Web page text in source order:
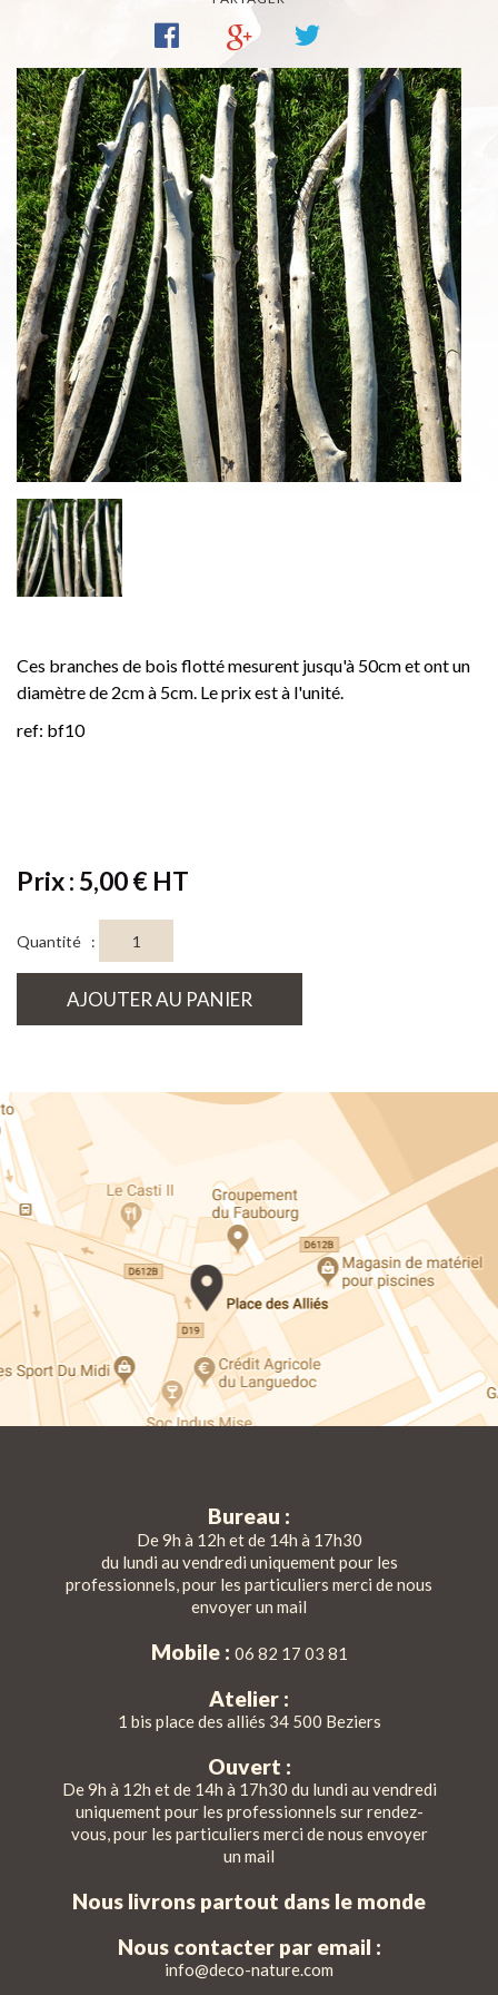
Ces branches de bois flotté mesurent jusqu'à 50cm et ont un
diamètre de 2cm à 5cm. Le prix est à l'unité.
ref: bf10
Prix : 5,00 € HT
Quantité :
AJOUTER AU PANIER
Bureau :
De 9h à 12h et de 14h à 17h30
du lundi au vendredi uniquement pour les
professionnels, pour les particuliers merci de nous
envoyer un mail
Mobile : 06 82 17 03 81
Atelier :
1 bis place des alliés 34 500 Beziers
Ouvert :
De 9h à 12h et de 14h à 17h30 du lundi au vendredi
uniquement pour les professionnels sur rendez-
vous, pour les particuliers merci de nous envoyer
un mail
Nous livrons partout dans le monde
Nous contacter par email :
info@deco-nature.com